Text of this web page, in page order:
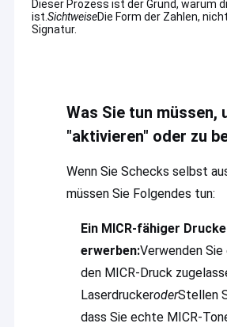
Produkte
Dieser Prozess ist der Grund, warum
ist.SichtweiseDie Form der Zahlen,
Signatur.
Was Sie tun müssen,
"aktivieren" oder zu
Wenn Sie Schecks selbst
müssen Sie Folgendes tun:
Ein MICR-fähiger
erwerben:Verwenden Sie
den MICR-Druck
LaserdruckeroderStellen
dass Sie echte MICR-